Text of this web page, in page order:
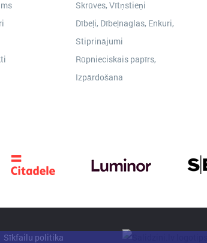
Skrūves, Vītņstieņi
Dībeļi, Dībeļnaglas, Enkuri,
Stiprinājumi
Rūpnieciskais papīrs,
Izpārdošana
Sīkfailu politika